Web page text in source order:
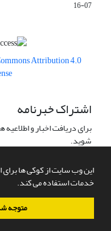
این وب سایت از کوکی ها برای
خدمات استفاده می کند.
متوجه
07-16
Attribution 4.0
اشتراک خبرنامه
برای دریافت اخبار و
شوید.
سامانه مدیریت نشریات